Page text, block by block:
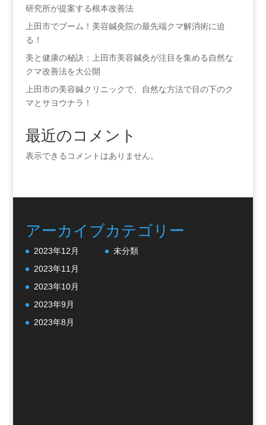
研究所が提案する根本改善法
上田市でブーム！美容鍼灸院の最先端クマ解消術に迫
る！
美と健康の秘訣：上田市美容鍼灸が注目を集める自然な
クマ改善法を大公開
上田市の美容鍼クリニックで、自然な方法で目の下のク
マとサヨウナラ！
最近のコメント
表示できるコメントはありません。
アーカイブ
2023年12月
2023年11月
2023年10月
2023年9月
2023年8月
カテゴリー
未分類